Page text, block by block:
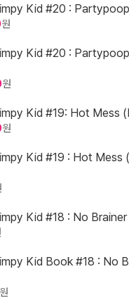
Kid #20 :
원
Kid #20 :
원
Kid #19: Hot Mess
원
Kid #19 : Hot Mess
Kid #18 : No
Kid Book #18 : No
원